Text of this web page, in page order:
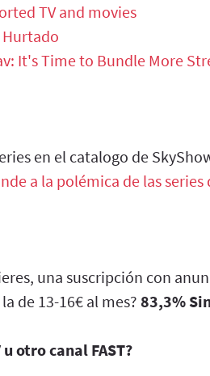
TV and movies
Hurtado
It's Time to Bundle More
en el catalogo de
a la polémica de las series
una suscripción con
de 13-16€ al mes? 83,3%
u otro canal FAST?